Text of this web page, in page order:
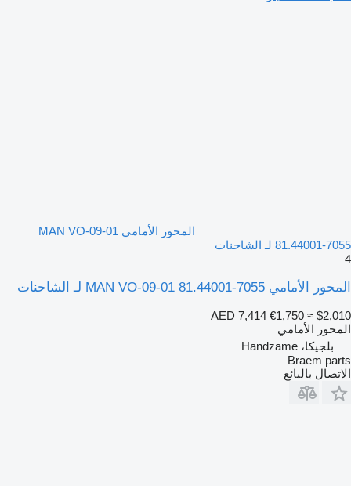
المحور الأمامي MAN VO-09-01
81.44001-7055 لـ الشاحنات
4
المحور الأمامي MAN VO-09-01 81.44001-7055 لـ الشاحنات
AED 7,414 €1,750 ≈ $2,010
المحور الأمامي
بلجيكا، Handzame
Braem parts
الاتصال بالبائع